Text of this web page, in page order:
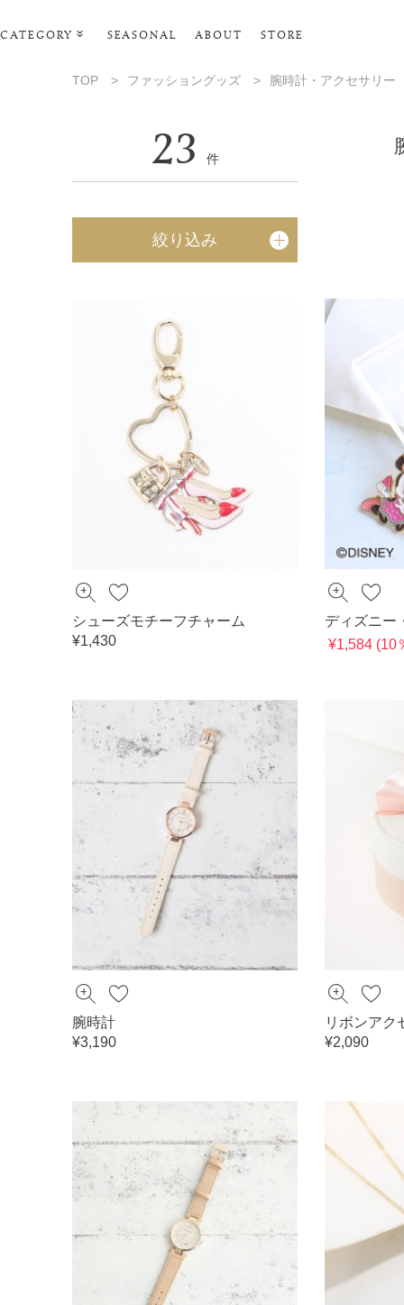
CATEGORY SEASONAL ABOUT STORE
ポーチ･トラベルグッズ
タオル・ヘアバンド
TOP > ファッショングッズ > 腕時計・アクセサリー
23 件
絞り込み
シューズモチーフチャーム
¥1,430
ディズニー
¥1,584 (10
腕時計
¥3,190
リボンアク
¥2,090